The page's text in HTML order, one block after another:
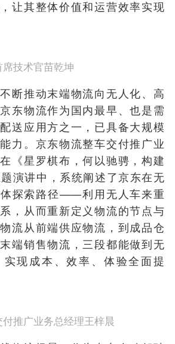
让其整体价值和运营效率实现
技术官苗乾坤
断推动末端物流向无人化、高
东物流作为国内最早、也是需
送应用方之一，已具备大规模
力。京东物流整车交付推广业
《星罗棋布，何以驰骋，构建
演讲中，系统阐述了京东在无
体探索路径——利用无人车来重
，从而重新定义物流的节点与
流从前端供应物流，到成品仓
端销售物流，三段都能做到无
实现成本、效率、体验全面提
推广业务总经理王梓晨